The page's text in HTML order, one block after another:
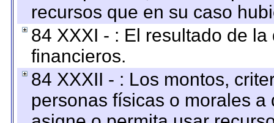
recursos que en su caso
84 XXXI - : El resultado de
financieros.
84 XXXII - : Los montos,
personas físicas o morales